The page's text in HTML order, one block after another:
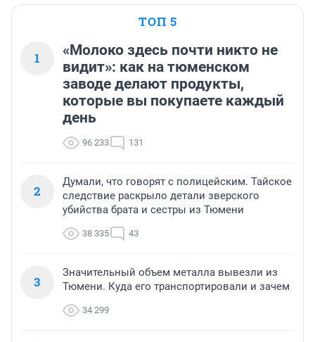
ТОП 5
1
«Молоко здесь почти никто не
видит»: как на тюменском
заводе делают продукты,
которые вы покупаете каждый
день
96 233 131
2
Думали, что говорят с полицейским. Тайское
следствие раскрыло детали зверского
убийства брата и сестры из Тюмени
38 335 43
3
Значительный объем металла вывезли из
Тюмени. Куда его транспортировали и зачем
34 299